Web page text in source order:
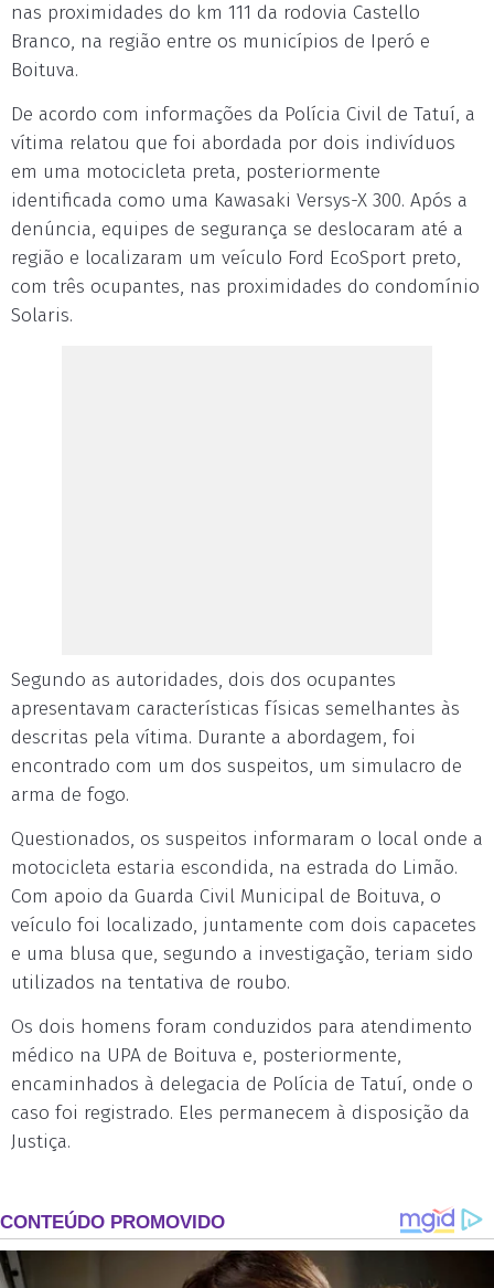
nas proximidades do km 111 da rodovia Castello
Branco, na região entre os municípios de Iperó e
Boituva.
De acordo com informações da Polícia Civil de Tatuí, a
vítima relatou que foi abordada por dois indivíduos
em uma motocicleta preta, posteriormente
identificada como uma Kawasaki Versys-X 300. Após a
denúncia, equipes de segurança se deslocaram até a
região e localizaram um veículo Ford EcoSport preto,
com três ocupantes, nas proximidades do condomínio
Solaris.
Segundo as autoridades, dois dos ocupantes
apresentavam características físicas semelhantes às
descritas pela vítima. Durante a abordagem, foi
encontrado com um dos suspeitos, um simulacro de
arma de fogo.
Questionados, os suspeitos informaram o local onde a
motocicleta estaria escondida, na estrada do Limão.
Com apoio da Guarda Civil Municipal de Boituva, o
veículo foi localizado, juntamente com dois capacetes
e uma blusa que, segundo a investigação, teriam sido
utilizados na tentativa de roubo.
Os dois homens foram conduzidos para atendimento
médico na UPA de Boituva e, posteriormente,
encaminhados à delegacia de Polícia de Tatuí, onde o
caso foi registrado. Eles permanecem à disposição da
Justiça.